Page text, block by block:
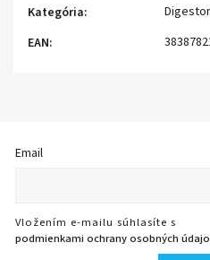
Kategória:
EAN:
Email
Vložením e-mailu súhlasíte s
podmienkami ochrany osobných